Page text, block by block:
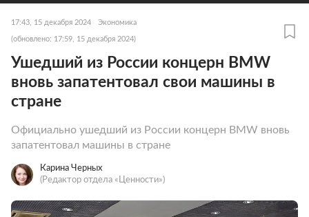
17:43, 15 декабря 2024 Экономика
(обновлено: 17:59, 15 декабря 2024)
Ушедший из России концерн BMW
вновь запатентовал свои машины в
стране
Официально ушедший из России концерн BMW вновь
запатентовал машины в стране
Карина Черных
(Редактор отдела «Ценности»)